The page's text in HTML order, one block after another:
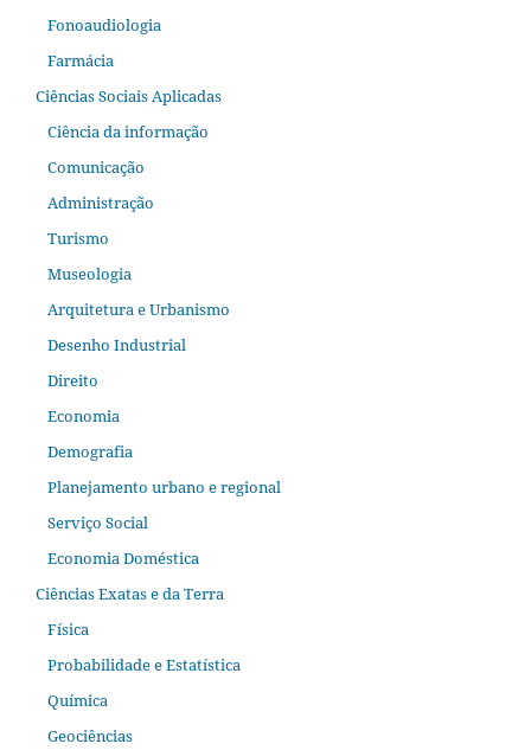
Fonoaudiologia
Farmácia
Ciências Sociais Aplicadas
Ciência da informação
Comunicação
Administração
Turismo
Museologia
Arquitetura e Urbanismo
Desenho Industrial
Direito
Economia
Demografia
Planejamento urbano e regional
Serviço Social
Economia Doméstica
Ciências Exatas e da Terra
Física
Probabilidade e Estatística
Química
Geociências